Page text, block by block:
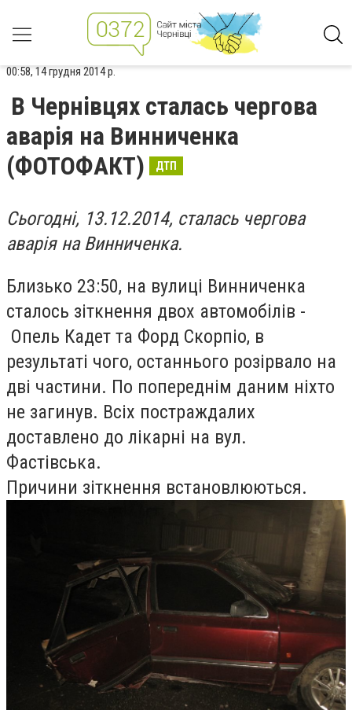
00:58, 14 грудня 2014 р.
В Чернівцях сталась чергова
аварія на Винниченка
(ФОТОФАКТ)
ДТП
Сьогодні, 13.12.2014, сталась чергова
аварія на Винниченка.
Близько 23:50, на вулиці Винниченка
сталось зіткнення двох автомобілів -
Опель Кадет та Форд Скорпіо, в
результаті чого, останнього розірвало на
дві частини. По попереднім даним ніхто
не загинув. Всіх постраждалих
доставлено до лікарні на вул.
Фастівська.
Причини зіткнення встановлюються.